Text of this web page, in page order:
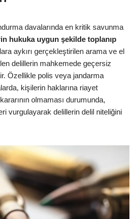
davalarında en kritik savunma
hukuka uygun şekilde toplanıp
aykırı gerçekleştirilen arama ve el
delillerin mahkemede geçersiz
Özellikle polis veya jandarma
kişilerin haklarına riayet
olmaması durumunda,
vurgulayarak delillerin delil niteliğini